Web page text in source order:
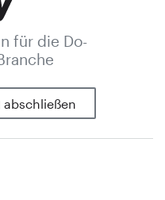
für die Do-